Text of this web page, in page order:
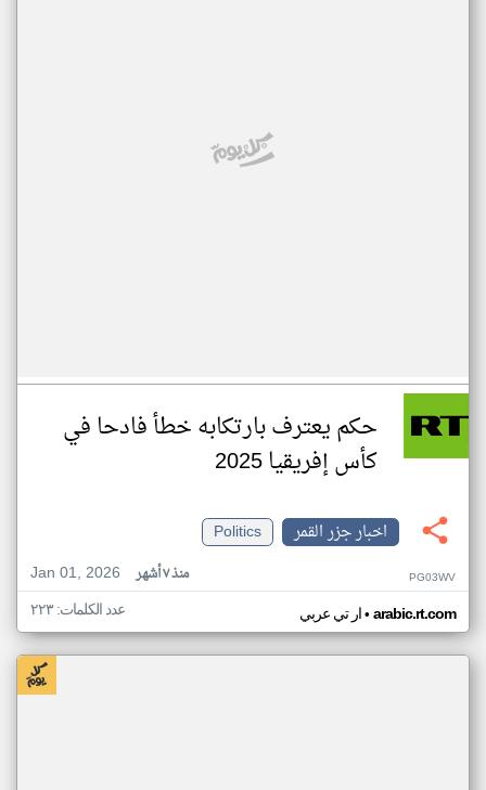
حكم يعترف بارتكابه خطأ فادحا في
كأس إفريقيا 2025
اخبار جزر القمر
Politics
Jan 01, 2026
منذ ٧ أشهر PG03WV
ار تي عربي• arabic.rt.com عدد الكلمات: ٢٢٣